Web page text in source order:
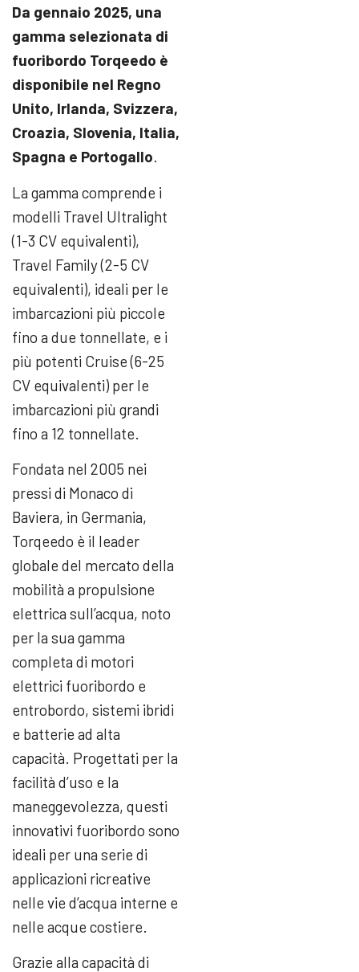
Da gennaio 2025, una
gamma selezionata di
fuoribordo Torqeedo è
disponibile nel Regno
Unito, Irlanda, Svizzera,
Croazia, Slovenia, Italia,
Spagna e Portogallo.
La gamma comprende i
modelli Travel Ultralight
(1-3 CV equivalenti),
Travel Family (2-5 CV
equivalenti), ideali per le
imbarcazioni più piccole
fino a due tonnellate, e i
più potenti Cruise (6-25
CV equivalenti) per le
imbarcazioni più grandi
fino a 12 tonnellate.
Fondata nel 2005 nei
pressi di Monaco di
Baviera, in Germania,
Torqeedo è il leader
globale del mercato della
mobilità a propulsione
elettrica sull’acqua, noto
per la sua gamma
completa di motori
elettrici fuoribordo e
entrobordo, sistemi ibridi
e batterie ad alta
capacità. Progettati per la
facilità d’uso e la
maneggevolezza, questi
innovativi fuoribordo sono
ideali per una serie di
applicazioni ricreative
nelle vie d’acqua interne e
nelle acque costiere.
Grazie alla capacità di